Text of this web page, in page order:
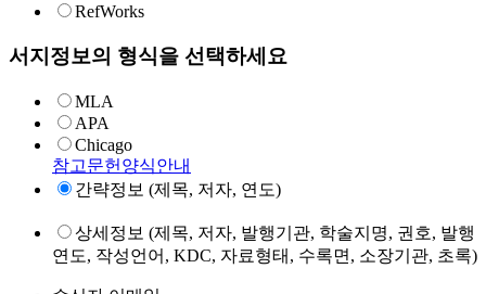
RefWorks
서지정보의 형식을 선택하세요
MLA
APA
Chicago
참고문헌양식안내
간략정보 (제목, 저자, 연도)
상세정보 (제목, 저자, 발행기관, 학술지명, 권호, 발행
연도, 작성언어, KDC, 자료형태, 수록면, 소장기관, 초록)